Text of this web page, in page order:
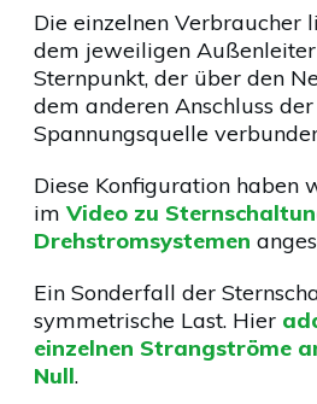
Die einzelnen Verbraucher
dem jeweiligen
Sternpunkt, der über den
dem anderen Anschluss
Spannungsquelle
Diese Konfiguration haben
im Video zu
Drehstromsystemen
Ein Sonderfall der
symmetrische Last. Hier
einzelnen Strangströme
Null.